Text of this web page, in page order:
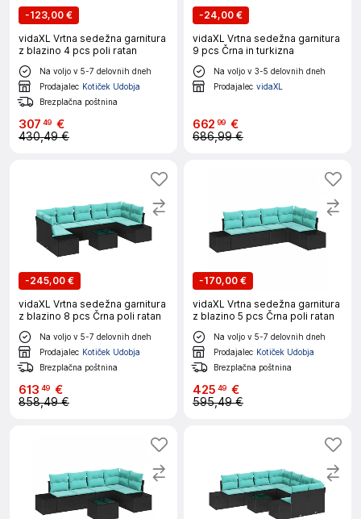
-123,00 €
vidaXL Vrtna sedežna garnitura
z blazino 4 pcs poli ratan
Na voljo v 5-7 delovnih dneh
Prodajalec Kotiček Udobja
Brezplačna poštnina
307 49 €
430,49 €
-24,00 €
vidaXL Vrtna sedežna garnitura
9 pcs Črna in turkizna
Na voljo v 3-5 delovnih dneh
Prodajalec vidaXL
662 99 €
686,99 €
-245,00 €
vidaXL Vrtna sedežna garnitura
z blazino 8 pcs Črna poli ratan
Na voljo v 5-7 delovnih dneh
Prodajalec Kotiček Udobja
Brezplačna poštnina
613 49 €
858,49 €
-170,00 €
vidaXL Vrtna sedežna garnitura
z blazino 5 pcs Črna poli ratan
Na voljo v 5-7 delovnih dneh
Prodajalec Kotiček Udobja
Brezplačna poštnina
425 49 €
595,49 €